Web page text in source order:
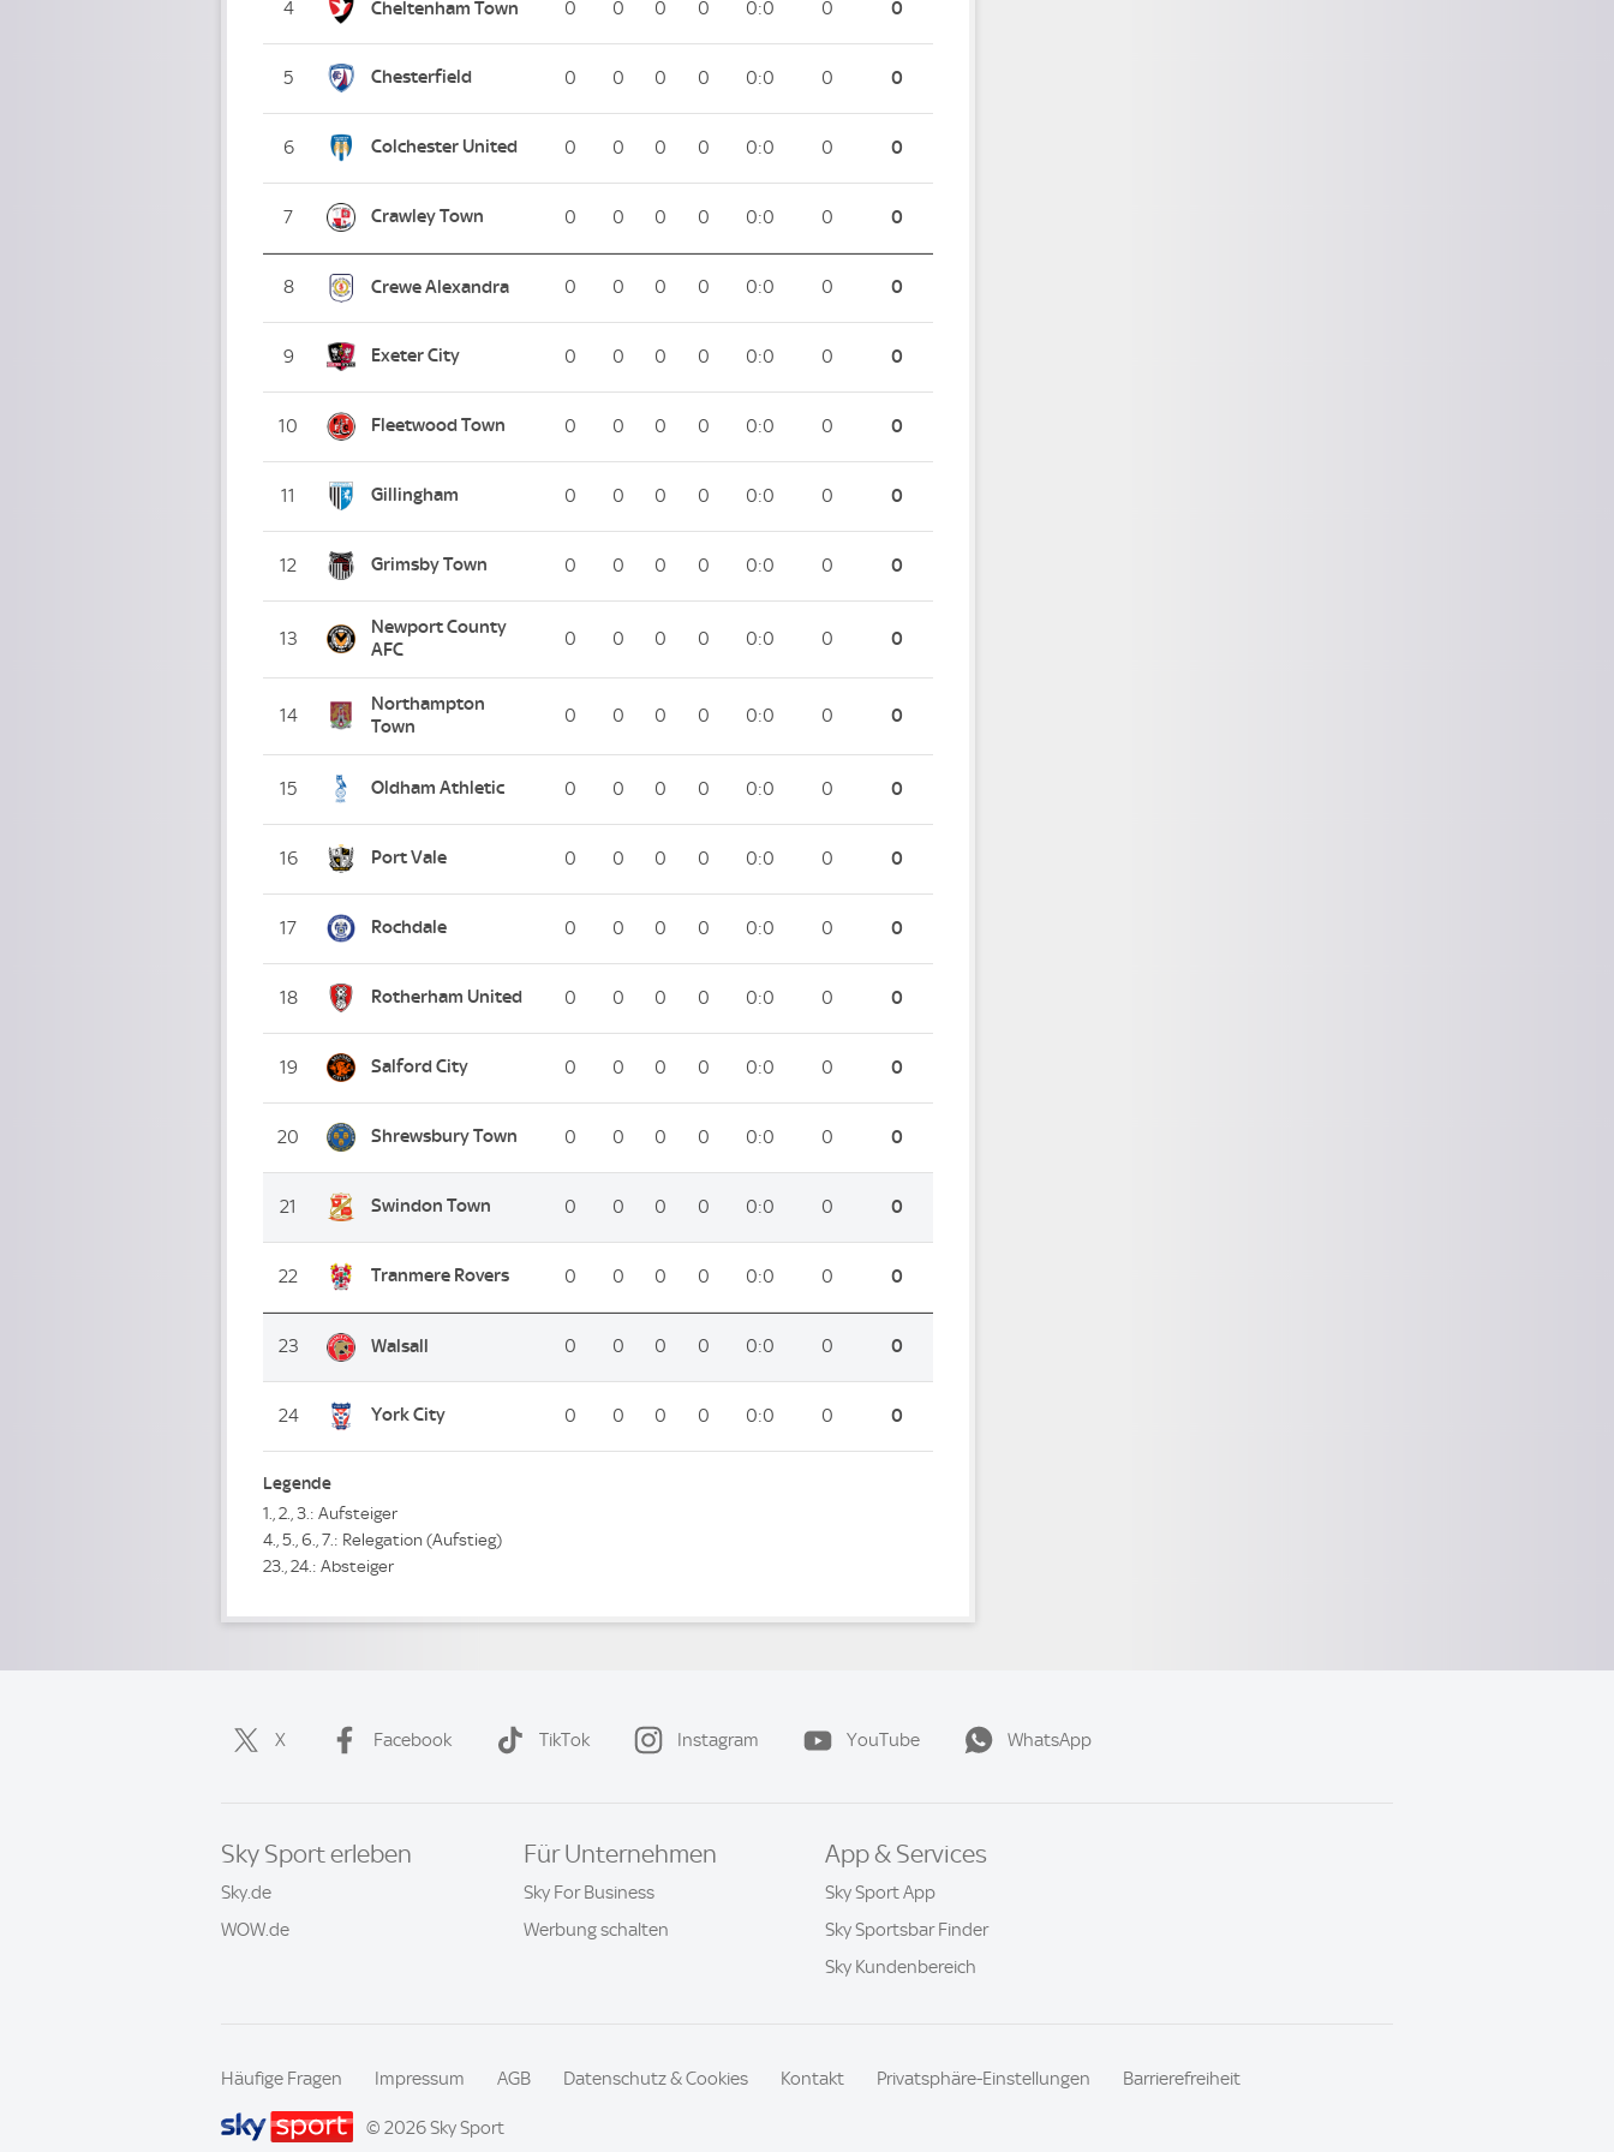
4 Cheltenham Town 0 0 0 0 0:0 0 0
5 Chesterfield 0 0 0 0 0:0 0 0
6 Colchester United 0 0 0 0 0:0 0 0
7 Crawley Town 0 0 0 0 0:0 0 0
8 Crewe Alexandra 0 0 0 0 0:0 0 0
9 Exeter City 0 0 0 0 0:0 0 0
10 Fleetwood Town 0 0 0 0 0:0 0 0
11 Gillingham 0 0 0 0 0:0 0 0
12 Grimsby Town 0 0 0 0 0:0 0 0
13
Newport County
AFC
0 0 0 0 0:0 0 0
14
Northampton
Town
0 0 0 0 0:0 0 0
15 Oldham Athletic 0 0 0 0 0:0 0 0
16 Port Vale 0 0 0 0 0:0 0 0
17 Rochdale 0 0 0 0 0:0 0 0
18 Rotherham United 0 0 0 0 0:0 0 0
19 Salford City 0 0 0 0 0:0 0 0
20 Shrewsbury Town 0 0 0 0 0:0 0 0
21 Swindon Town 0 0 0 0 0:0 0 0
22 Tranmere Rovers 0 0 0 0 0:0 0 0
23 Walsall 0 0 0 0 0:0 0 0
24 York City 0 0 0 0 0:0 0 0
Legende
1., 2., 3.: Aufsteiger
4., 5., 6., 7.: Relegation (Aufstieg)
23., 24.: Absteiger
X Facebook TikTok Instagram YouTube WhatsApp
Sky Sport erleben
Sky.de
WOW.de
Für Unternehmen
Sky For Business
Werbung schalten
App & Services
Sky Sport App
Sky Sportsbar Finder
Sky Kundenbereich
Häufige Fragen Impressum AGB Datenschutz & Cookies Kontakt Privatsphäre-Einstellungen Barrierefreiheit
© 2026 Sky Sport